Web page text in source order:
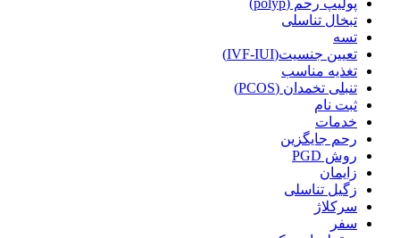
پولیپ رحم (polyp)
تبخال تناسلی
تسه
تعیین جنسیت(IVF-IUI)
تغذیه مناسب
تنبلی تخمدان (PCOS)
ثبت نام
خدمات
رحم جایگزین
روش PGD
زایمان
زگیل تناسلی
سرکلاژ
سفر